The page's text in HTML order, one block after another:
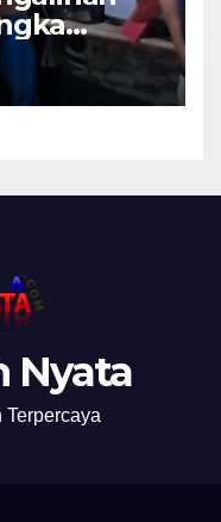
Jatim:
Nyata